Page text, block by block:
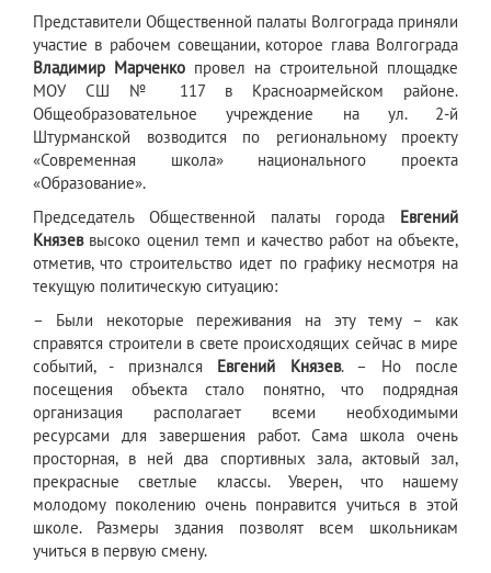
​Представители Общественной палаты Волгограда приняли
участие в рабочем совещании, которое глава Волгограда
Владимир Марченко провел на строительной площадке
МОУ СШ № 117 в Красноармейском районе.
Общеобразовательное учреждение на ул. 2-й
Штурманской возводится по региональному проекту
«Современная школа» национального проекта
«Образование».
Председатель Общественной палаты города Евгений
Князеввысоко оценил темп и качество работ на объекте,
отметив, что строительство идет по графику несмотря на
текущую политическую ситуацию:
– Были некоторые переживания на эту тему – как
справятся строители в свете происходящих сейчас в мире
событий, - признался Евгений Князев. – Но после
посещения объекта стало понятно, что подрядная
организация располагает всеми необходимыми
ресурсами для завершения работ. Сама школа очень
просторная, в ней два спортивных зала, актовый зал,
прекрасные светлые классы. Уверен, что нашему
молодому поколению очень понравится учиться в этой
школе. Размеры здания позволят всем школьникам
учиться в первую смену.